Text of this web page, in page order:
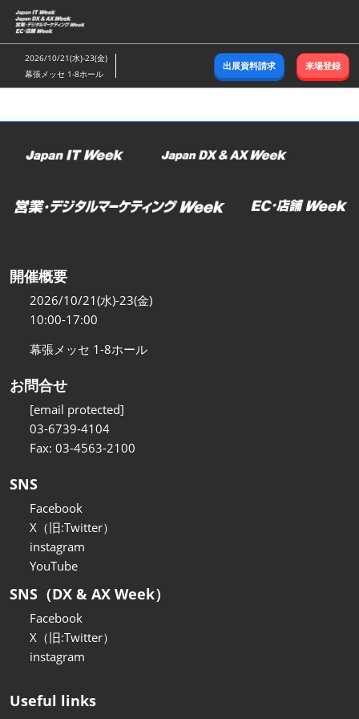
ス
キ
ッ
し
2026/10/21(水)-23(金)
幕張メッセ 1-8ホール
出展資料請求 来場登録
開催概要
2026/10/21(水)-23(金)
10:00-17:00
幕張メッセ 1-8ホール
お問合せ
[email protected]
03-6739-4104
Fax: 03-4563-2100
SNS
Facebook
X（旧:Twitter）
instagram
YouTube
SNS（DX & AX Week）
Facebook
X（旧:Twitter）
instagram
Useful links